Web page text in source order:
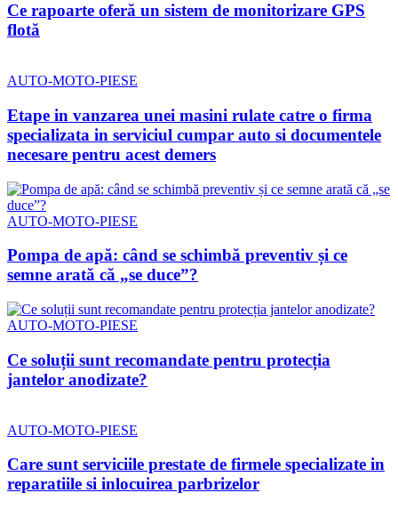
Ce rapoarte oferă un sistem de monitorizare GPS
flotă
AUTO-MOTO-PIESE
Etape in vanzarea unei masini rulate catre o firma
specializata in serviciul cumpar auto si documentele
necesare pentru acest demers
AUTO-MOTO-PIESE
Pompa de apă: când se schimbă preventiv și ce
semne arată că „se duce”?
AUTO-MOTO-PIESE
Ce soluții sunt recomandate pentru protecția
jantelor anodizate?
AUTO-MOTO-PIESE
Care sunt serviciile prestate de firmele specializate in
reparatiile si inlocuirea parbrizelor